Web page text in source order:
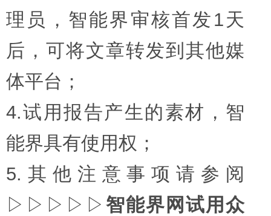
理员，智能界审核首发1天
后，可将文章转发到其他媒
体平台；
4.试用报告产生的素材，智
能界具有使用权；
5.其他注意事项请参阅
▷▷▷▷▷ 智能界网试用众